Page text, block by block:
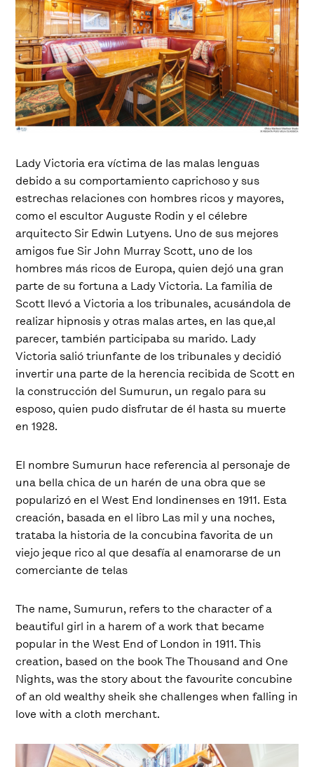
Lady Victoria era víctima de las malas lenguas
debido a su comportamiento caprichoso y sus
estrechas relaciones con hombres ricos y mayores,
como el escultor Auguste Rodin y el célebre
arquitecto Sir Edwin Lutyens. Uno de sus mejores
amigos fue Sir John Murray Scott, uno de los
hombres más ricos de Europa, quien dejó una gran
parte de su fortuna a Lady Victoria. La familia de
Scott llevó a Victoria a los tribunales, acusándola de
realizar hipnosis y otras malas artes, en las que,al
parecer, también participaba su marido. Lady
Victoria salió triunfante de los tribunales y decidió
invertir una parte de la herencia recibida de Scott en
la construcción del Sumurun, un regalo para su
esposo, quien pudo disfrutar de él hasta su muerte
en 1928.
El nombre Sumurun hace referencia al personaje de
una bella chica de un harén de una obra que se
popularizó en el West End londinenses en 1911. Esta
creación, basada en el libro Las mil y una noches,
trataba la historia de la concubina favorita de un
viejo jeque rico al que desafía al enamorarse de un
comerciante de telas
The name, Sumurun, refers to the character of a
beautiful girl in a harem of a work that became
popular in the West End of London in 1911. This
creation, based on the book The Thousand and One
Nights, was the story about the favourite concubine
of an old wealthy sheik she challenges when falling in
love with a cloth merchant.